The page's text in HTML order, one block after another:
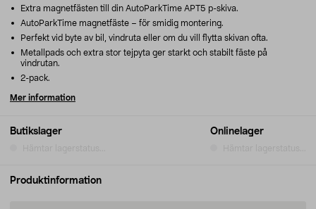
Butikslager Onlinelager
Extra magnetfästen till din AutoParkTime APT5 p-skiva.
AutoParkTime magnetfäste – för smidig montering.
Perfekt vid byte av bil, vindruta eller om du vill flytta skivan ofta.
Metallpads och extra stor tejpyta ger starkt och stabilt fäste på
vindrutan.
2-pack.
Mer information
Produktinformation